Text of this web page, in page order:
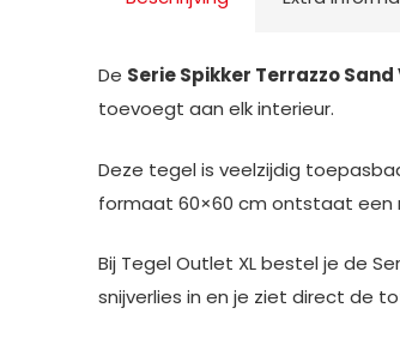
De Serie Spikker Terrazzo
toevoegt aan elk interieur.
Deze tegel is veelzijdig
formaat 60×60 cm ontstaat een
Bij Tegel Outlet XL bestel je de
snijverlies in en je ziet direct de